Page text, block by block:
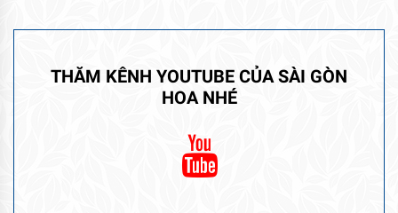
THĂM KÊNH YOUTUBE CỦA SÀI GÒN
HOA NHÉ